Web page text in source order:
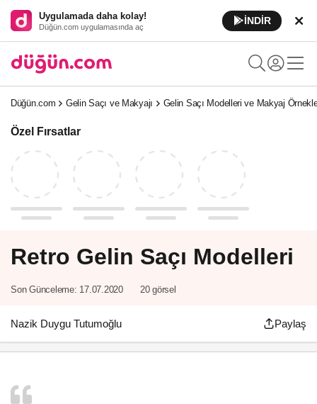
Uygulamada daha kolay!
Düğün.com uygulamasında aç
İNDİR
Düğün.com Gelin Saçı ve Makyajı Gelin Saçı Modelleri ve Makyaj
Özel Fırsatlar
Retro Gelin Saçı Modelleri
Son Günceleme: 17.07.2020 20 görsel
Nazik Duygu Tutumoğlu Paylaş